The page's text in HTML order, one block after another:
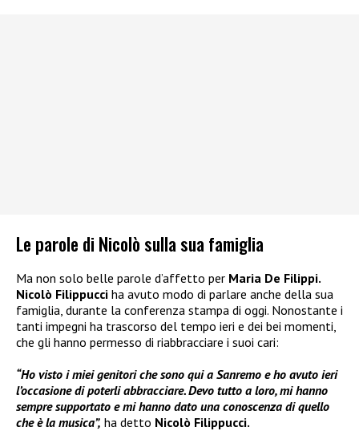
Le parole di Nicolò sulla sua famiglia
Ma non solo belle parole d’affetto per Maria De Filippi.
Nicolò Filippucci ha avuto modo di parlare anche della sua
famiglia, durante la conferenza stampa di oggi. Nonostante i
tanti impegni ha trascorso del tempo ieri e dei bei momenti,
che gli hanno permesso di riabbracciare i suoi cari:
“Ho visto i miei genitori che sono qui a Sanremo e ho avuto ieri
l’occasione di poterli abbracciare. Devo tutto a loro, mi hanno
sempre supportato e mi hanno dato una conoscenza di quello
che è la musica”, ha detto Nicolò Filippucci.